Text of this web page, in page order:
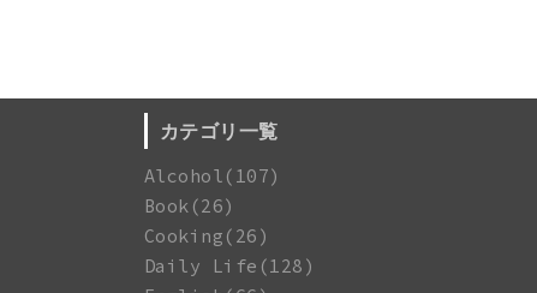
カテゴリ一覧
Alcohol(107)
Book(26)
Cooking(26)
Daily Life(128)